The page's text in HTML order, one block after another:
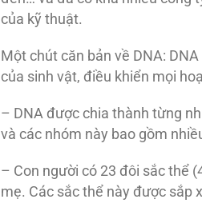
của kỹ thuật.
Một chút căn bản về DNA:
của sinh vật, điều khiển mọi
– DNA được chia thành từng
và các nhóm này bao gồm
– Con người có 23 đôi sắc thể
mẹ. Các sắc thể này được sắp